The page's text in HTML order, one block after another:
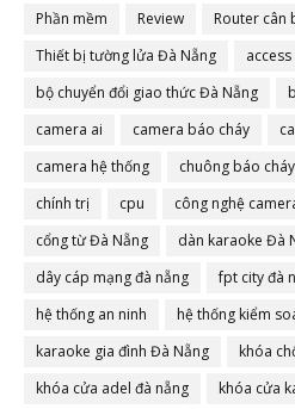
Phần mềm
Review Router cân
Thiết bị tường lửa Đà Nẵng
bộ chuyển đổi giao thức Đà Nẵng
camera ai
camera báo cháy
camera hệ thống
chuông báo
chính trị
cpu công nghệ
cổng từ Đà Nẵng
dàn karaoke Đà
dây cáp mạng đà nẵng
fpt city đà
hệ thống an ninh
hệ thống kiểm
karaoke gia đình Đà Nẵng
khóa
khóa cửa adel đà nẵng
khóa cửa